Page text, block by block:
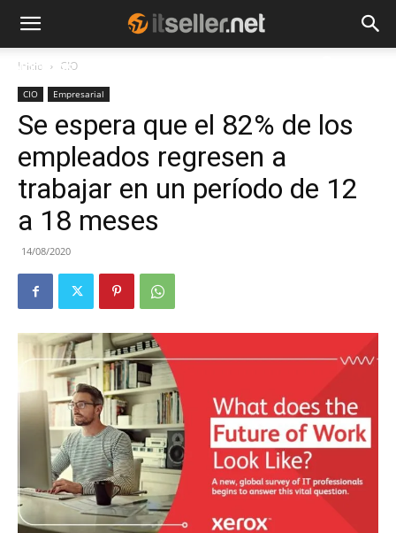
NOTICIAS
Inicio CIO
CIO Empresarial
Se espera que el 82% de los
empleados regresen a
trabajar en un período de 12
a 18 meses
14/08/2020